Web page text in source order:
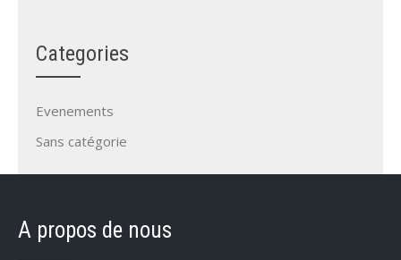
Categories
Evenements
Sans catégorie
A propos de nous